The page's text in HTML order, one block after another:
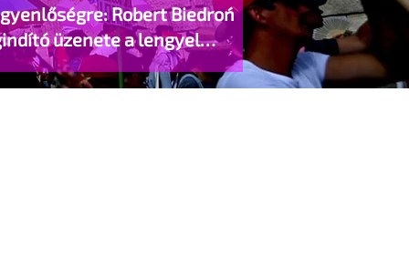
Robert Biedroń
üzenete a lengyel
élettársi kapcsolatokért